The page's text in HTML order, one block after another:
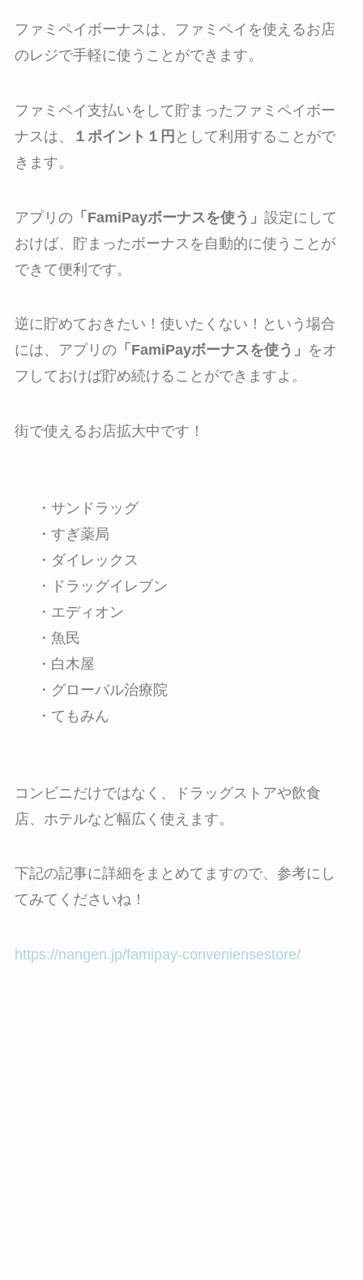
ファミペイボーナスは、ファミペイを使えるお店
のレジで手軽に使うことができます。
ファミペイ支払いをして貯まったファミペイボー
ナスは、
１ポイント１円 として利用することがで
きます。
アプリの 「FamiPayボーナスを使う」 設定にして
おけば、貯まったボーナスを自動的に使うことが
できて便利です。
逆に貯めておきたい！使いたくない！という場合
には、アプリの 「FamiPayボーナスを使う」 をオ
フ しておけば貯め続けることができますよ。
街で使えるお店拡大中です！
・サンドラッグ
・すぎ薬局
・ダイレックス
・ドラッグイレブン
・エディオン
・魚民
・白木屋
・グローバル治療院
・てもみん
コンビニだけではなく、ドラッグストアや飲食
店、ホテルなど幅広く使えます。
下記の記事に詳細をまとめてますので、参考にし
てみてくださいね！
https://nangen.jp/famipay-conveniensestore/